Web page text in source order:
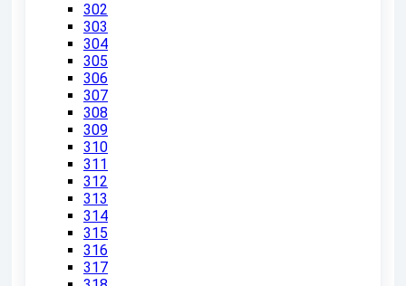
302
303
304
305
306
307
308
309
310
311
312
313
314
315
316
317